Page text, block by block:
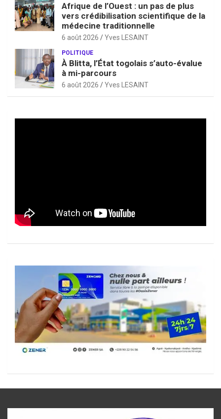
Afrique de l’Ouest : un pas de plus
vers crédibilisation scientifique de la
médecine traditionnelle
6 août 2026 Yves LESAINT
POLITIQUE
À Blitta, l’État togolais s’auto-évalue
à mi-parcours
6 août 2026 Yves LESAINT